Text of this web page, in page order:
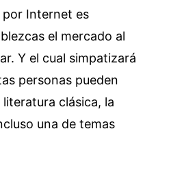
por Internet es
el mercado al
Y el cual simpatizará
personas pueden
clásica, la
una de temas